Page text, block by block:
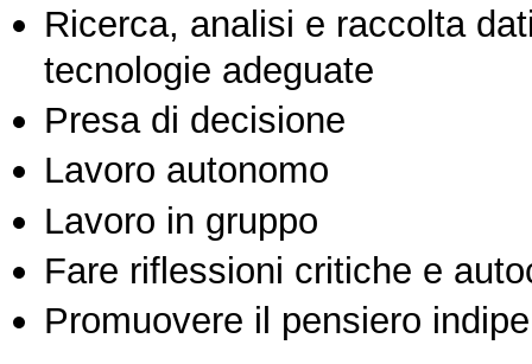
Ricerca, analisi e raccolta
tecnologie adeguate
Presa di decisione
Lavoro autonomo
Lavoro in gruppo
Fare riflessioni critiche e
Promuovere il pensiero